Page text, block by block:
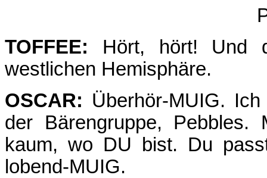
TOFFEE: Hört, hört! Und
westlichen Hemisphäre.
OSCAR: Überhör-MUIG.
der Bärengruppe,
kaum, wo DU bist. Du
lobend-MUIG.